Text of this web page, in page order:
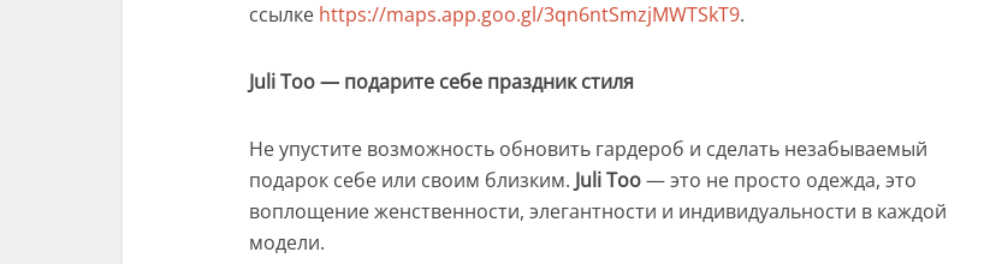
ссылке https://maps.app.goo.gl/3qn6ntSmzjMWTSkT9.
Juli Too — подарите себе праздник стиля
Не упустите возможность обновить гардероб и сделать незабываемый
подарок себе или своим близким. Juli Too— это не просто одежда, это
воплощение женственности, элегантности и индивидуальности в каждой
модели.